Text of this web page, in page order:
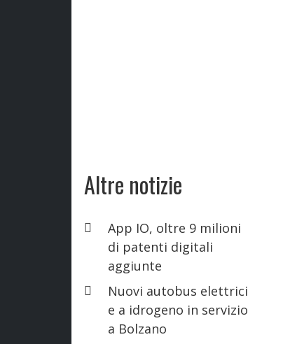
Altre notizie
App IO, oltre 9 milioni
di patenti digitali
aggiunte
Nuovi autobus elettrici
e a idrogeno in servizio
a Bolzano